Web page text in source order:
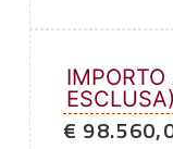
ESCLUSA)
€